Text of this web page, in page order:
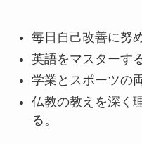
毎日自己改善に努
英語をマスターす
学業とスポーツの
仏教の教えを深く
る。